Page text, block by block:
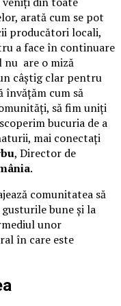
arată cum se pot
producători locali,
a face în continuare
nu are o miză
câștig clar pentru
învățăm cum să
să fim uniți
bucuria de a
mai conectați
, Director de
.
comunitatea să
bune și la
unor
în care este